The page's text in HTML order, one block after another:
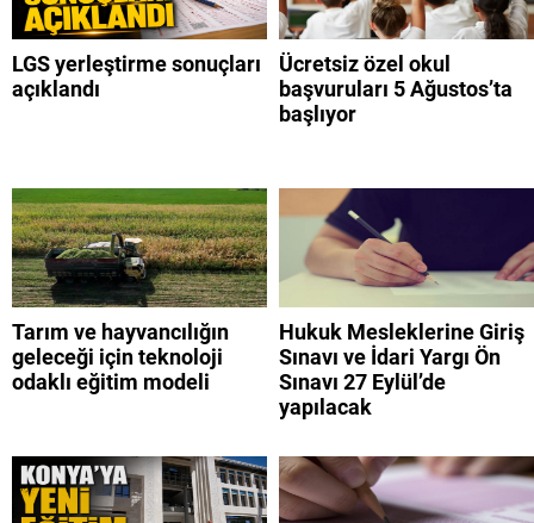
LGS yerleştirme sonuçları
açıklandı
Ücretsiz özel okul
başvuruları 5 Ağustos’ta
başlıyor
Tarım ve hayvancılığın
geleceği için teknoloji
odaklı eğitim modeli
Hukuk Mesleklerine Giriş
Sınavı ve İdari Yargı Ön
Sınavı 27 Eylül’de
yapılacak